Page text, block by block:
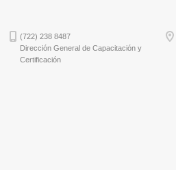
(722) 238 8487
Dirección General de Capacitación y
Certificación